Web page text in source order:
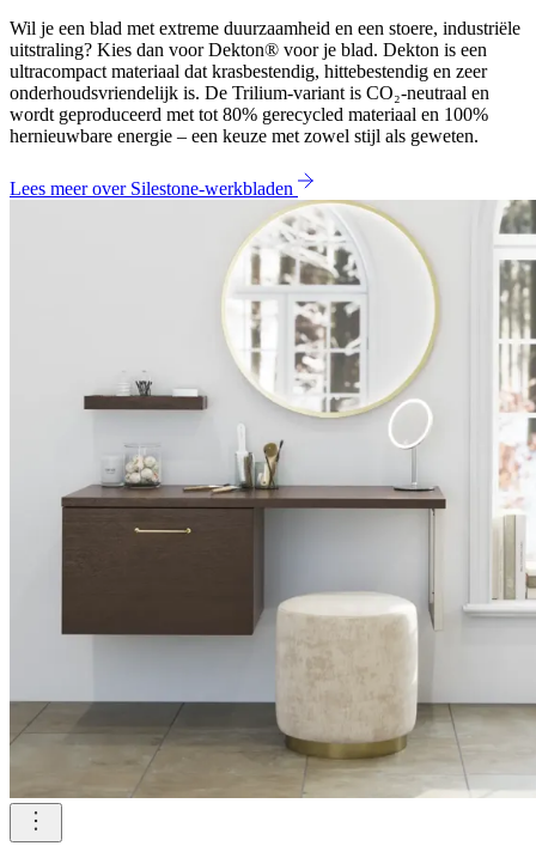
Wil je een blad met extreme duurzaamheid en een stoere, industriële
uitstraling? Kies dan voor Dekton® voor je blad. Dekton is een
ultracompact materiaal dat krasbestendig, hittebestendig en zeer
onderhoudsvriendelijk is. De Trilium-variant is CO₂-neutraal en
wordt geproduceerd met tot 80% gerecycled materiaal en 100%
hernieuwbare energie – een keuze met zowel stijl als geweten.
Lees meer over Silestone-werkbladen